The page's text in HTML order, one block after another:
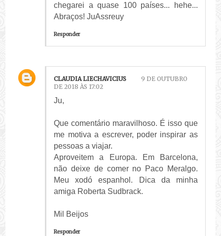
chegarei a quase 100 países... hehe...
Abraços! JuAssreuy
Responder
CLAUDIA LIECHAVICIUS
9 DE OUTUBRO
DE 2018 ÀS 17:02
Ju,
Que comentário maravilhoso. É isso que
me motiva a escrever, poder inspirar as
pessoas a viajar.
Aproveitem a Europa. Em Barcelona,
não deixe de comer no Paco Meralgo.
Meu xodó espanhol. Dica da minha
amiga Roberta Sudbrack.
Mil Beijos
Responder